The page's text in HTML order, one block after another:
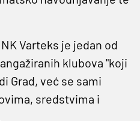
NK Varteks je jedan od
klubova "koji
Grad, već se sami
sredstvima i